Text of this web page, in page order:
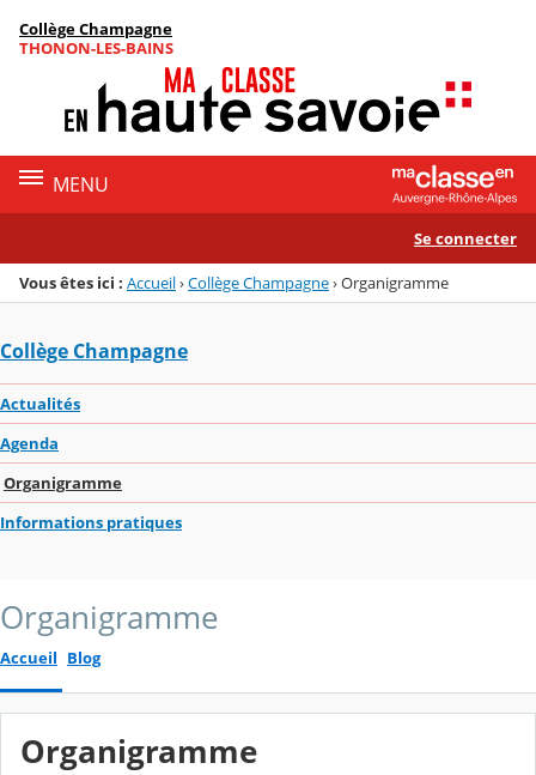
Menu de la rubrique
Contenu
Collège Champagne
THONON-LES-BAINS
MENU
Se connecter
Vous êtes ici : Accueil›Collège Champagne›Organigramme
Collège Champagne
Actualités
Agenda
Organigramme
Informations pratiques
Organigramme
Accueil Blog
Organigramme